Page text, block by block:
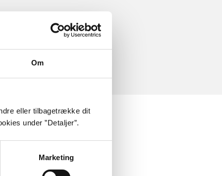
Om
eller tilbagetrække dit
under ”Detaljer”.
Marketing